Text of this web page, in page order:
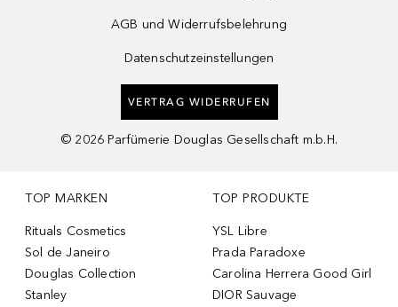
AGB und Widerrufsbelehrung
Datenschutzeinstellungen
VERTRAG WIDERRUFEN
© 2026 Parfümerie Douglas Gesellschaft m.b.H.
TOP MARKEN
Rituals Cosmetics
Sol de Janeiro
Douglas Collection
Stanley
TOP PRODUKTE
YSL Libre
Prada Paradoxe
Carolina Herrera Good Girl
DIOR Sauvage